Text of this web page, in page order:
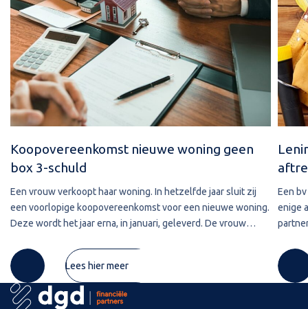
Koopovereenkomst nieuwe woning geen
box 3-schuld
Een vrouw verkoopt haar woning. In hetzelfde jaar sluit zij
een voorlopige koopovereenkomst voor een nieuwe woning.
Deze wordt het jaar erna, in januari, geleverd. De vrouw
derdengeldrekening van
Lees hier meer
Een
enige